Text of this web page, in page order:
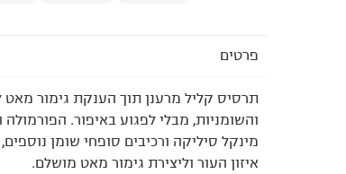
פרטים
תרסיס קליל מרענן תוך הענקת גימור מאט
והשומניות, מבלי לפגוע באיפור.
מינקל סיליקה ורכיבים סופחי שומן
איזון העור וליצירת גימור מאט מושלם.